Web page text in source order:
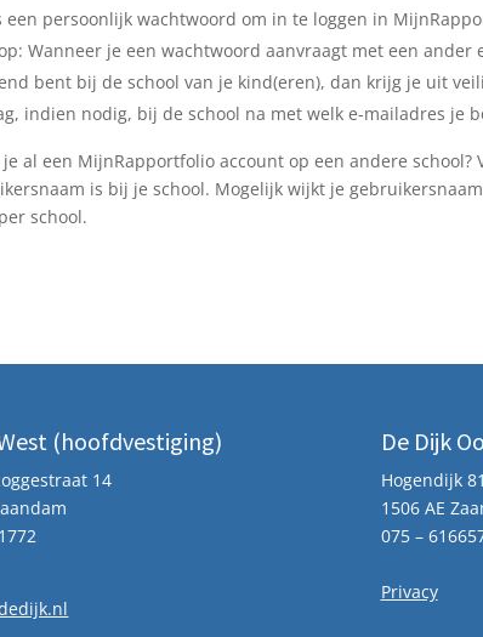
een persoonlijk wachtwoord om in te loggen in
Wanneer je een wachtwoord aanvraagt met een
bent bij de school van je kind(eren), dan krijg je uit
indien nodig, bij de school na met welk e-mailadres je
al een MijnRapportfolio account op een andere school?
is bij je school. Mogelijk wijkt je
school.
(hoofdvestiging)
14
De Dijk
Hogendijk 81
1506 AE
075 –
Privacy